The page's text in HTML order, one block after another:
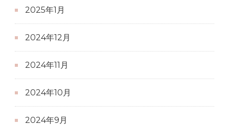
2025年1月
2024年12月
2024年11月
2024年10月
2024年9月